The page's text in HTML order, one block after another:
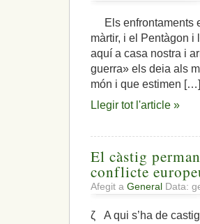
Els enfrontaments
màrtir, i el Pentàgon i
aquí a casa nostra i
guerra» els deia als
món i que estimen […]
Llegir tot l'article »
El càstig
conflicte
Afegit a General Data:
ζ A qui s’ha de